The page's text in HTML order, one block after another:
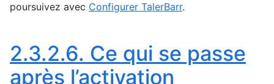
poursuivez avec Configurer TalerBarr.
2.3.2.6. Ce qui se passe
après l’activation